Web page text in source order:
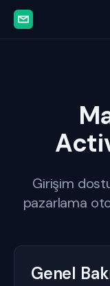
Girişim
pazarlama
Genel